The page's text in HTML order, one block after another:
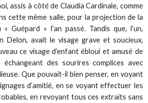
assis à côté de Claudia Cardinale, comme
cette même salle, pour la projection de la
Guépard » l’an passé. Tandis que, l’un,
Delon, avait le visage grave et soucieux,
ce visage d’enfant ébloui et amusé de
échangeant des sourires complices avec
Que pouvait-il bien penser, en voyant
d’amitié, en se voyant effectuer les
en revoyant tous ces extraits sans